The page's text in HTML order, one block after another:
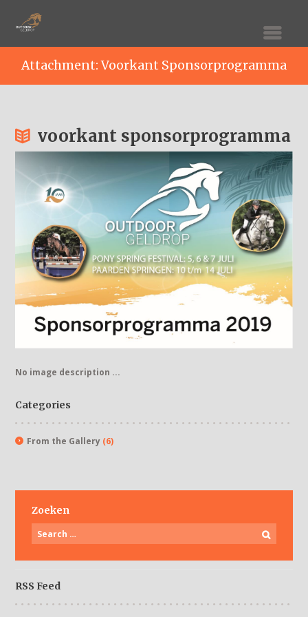
Attachment: Voorkant Sponsorprogramma
voorkant sponsorprogramma
No image description ...
Categories
From the Gallery(6)
Zoeken
RSS Feed